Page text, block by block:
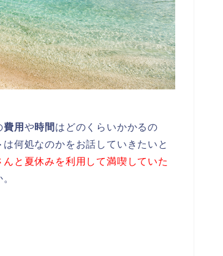
費用 や時間 はどのくらいかかるの
は何処なのかをお話していきたいと
と夏休みを利用して満喫していた